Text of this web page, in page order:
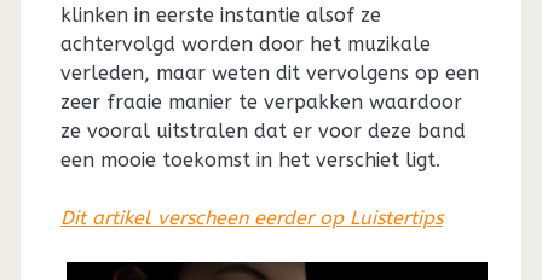
klinken in eerste instantie alsof ze
achtervolgd worden door het muzikale
verleden, maar weten dit vervolgens op een
zeer fraaie manier te verpakken waardoor
ze vooral uitstralen dat er voor deze band
een mooie toekomst in het verschiet ligt.
Dit artikel verscheen eerder op Luistertips